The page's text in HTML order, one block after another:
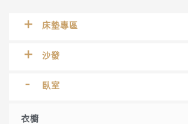
床墊專區
沙發
臥室
衣櫥